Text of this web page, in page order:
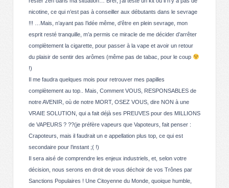
nicotine, ce qui n’est pas à conseiller aux débutants dans le sevrage
!!! …Mais, n’ayant pas l’idée même, d’être en plein sevrage, mon
esprit resté tranquille, m’a permis ce miracle de me décider d’arrêter
complètement la cigarette, pour passer à la vape et avoir un retour
du plaisir de sentir des arômes (même pas de tabac, pour le coup
!)
Il me faudra quelques mois pour retrouver mes papilles
complètement au top.. Mais, Comment VOUS, RESPONSABLES de
notre AVENIR, où de notre MORT, OSEZ VOUS, dire NON à une
VRAIE SOLUTION, qui a fait déjà ses PREUVES pour des MILLIONS
de VAPEURS ? ??(je préfère vapeurs que Vapoteurs, fait penser :
Crapoteurs, mais il faudrait un e appellation plus top, ce qui est
secondaire pour l’instant ;( !)
Il sera aisé de comprendre les enjeux industriels, et, selon votre
décision, nous serons en droit de vous déchoir de vos Trônes par
Sanctions Populaires ! Une Citoyenne du Monde, quoique humble,